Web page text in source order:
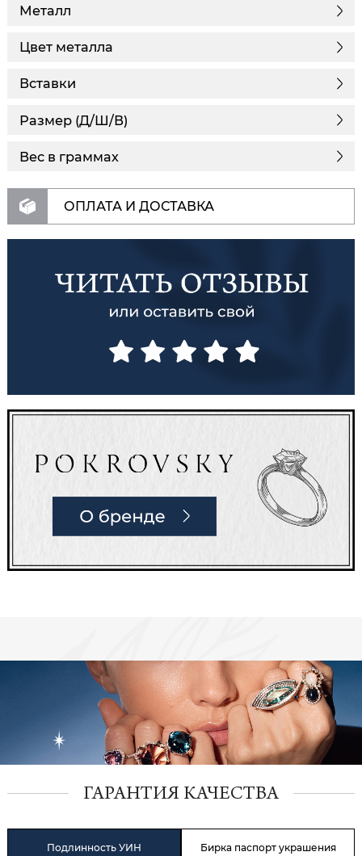
Металл
Цвет металла
Вставки
Размер (Д/Ш/В)
Вес в граммах
ОПЛАТА И ДОСТАВКА
ГАРАНТИЯ КАЧЕСТВА
Подлинность УИН Бирка паспорт украшения